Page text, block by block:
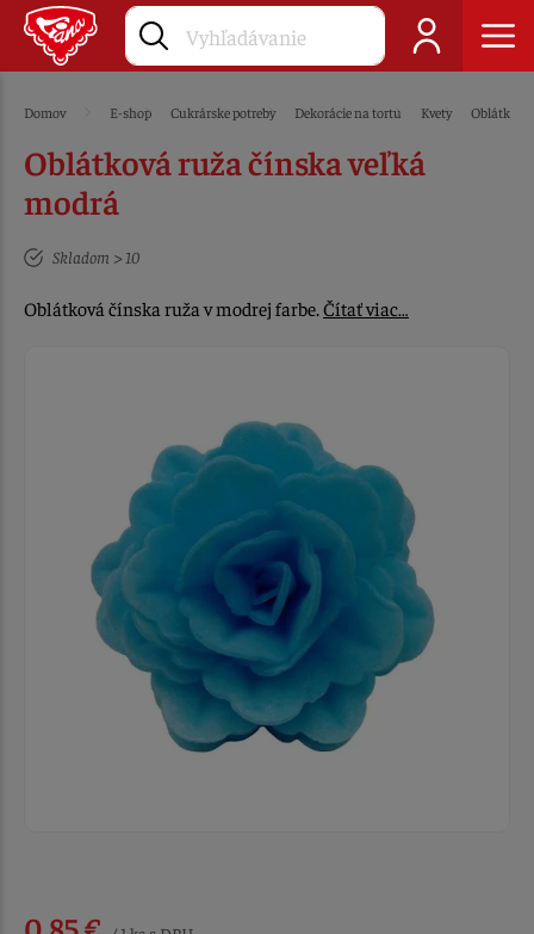
Domov E-shop Cukrárske potreby Dekorácie na tortu Kvety Oblátkové
Oblátková ruža čínska veľká
modrá
Skladom > 10
Oblátková čínska ruža v modrej farbe.Čítať viac…